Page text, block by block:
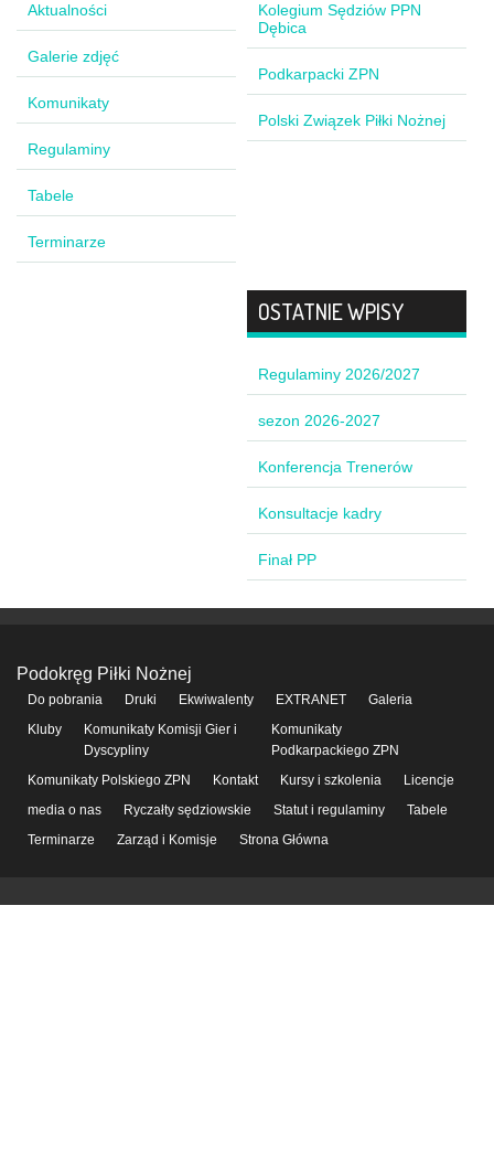
Aktualności
Galerie zdjęć
Komunikaty
Regulaminy
Tabele
Terminarze
Kolegium Sędziów PPN
Dębica
Podkarpacki ZPN
Polski Związek Piłki Nożnej
OSTATNIE WPISY
Regulaminy 2026/2027
sezon 2026-2027
Konferencja Trenerów
Konsultacje kadry
Finał PP
Podokręg Piłki Nożnej
Do pobrania Druki Ekwiwalenty EXTRANET
Galeria
Kluby
Komunikaty Komisji Gier i
Dyscypliny
Komunikaty
Podkarpackiego ZPN
Komunikaty Polskiego ZPN
Kontakt Kursy i szkolenia
Licencje
media o nas
Ryczałty sędziowskie Statut i regulaminy
Tabele
Terminarze
Zarząd i Komisje Strona Główna